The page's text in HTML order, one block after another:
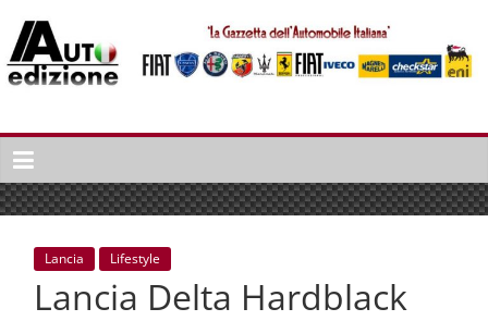
naar
inhoud
Auto
Edizione
La
Gazetta
dell'Automobile
ItalianaLancia Lifestyle
Lancia Delta Hardblack